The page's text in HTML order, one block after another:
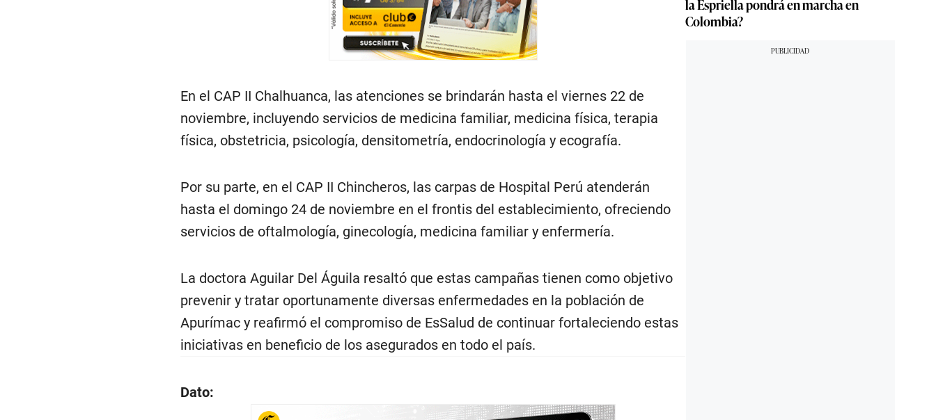
En el CAP II Chalhuanca, las atenciones se brindarán hasta el viernes 22 de
noviembre, incluyendo servicios de medicina familiar, medicina física, terapia
física, obstetricia, psicología, densitometría, endocrinología y ecografía.
Por su parte, en el CAP II Chincheros, las carpas de Hospital Perú atenderán
hasta el domingo 24 de noviembre en el frontis del establecimiento, ofreciendo
servicios de oftalmología, ginecología, medicina familiar y enfermería.
La doctora Aguilar Del Águila resaltó que estas campañas tienen como objetivo
prevenir y tratar oportunamente diversas enfermedades en la población de
Apurímac y reafirmó el compromiso de EsSalud de continuar fortaleciendo estas
iniciativas en beneficio de los asegurados en todo el país.
Dato:
la Espriella pondrá en marcha en
Colombia?